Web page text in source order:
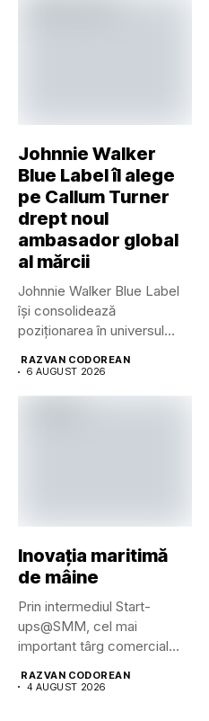
Johnnie Walker
Blue Label îl alege
pe Callum Turner
drept noul
ambasador global
al mărcii
Johnnie Walker Blue Label
își consolidează
poziționarea în universul
RAZVAN CODOREAN
6 AUGUST 2026
Inovația maritimă
de mâine
Prin intermediul Start-
ups@SMM, cel mai
important târg comercial
RAZVAN CODOREAN
4 AUGUST 2026